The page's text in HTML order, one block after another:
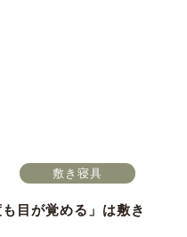
敷き寝具
目が覚める」は敷き